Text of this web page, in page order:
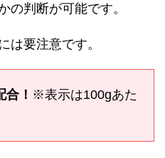
の判断が可能です。
は要注意です。
！ ※表示は100gあた